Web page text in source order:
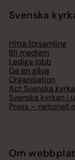
Svenska
Hitta församling
Bli medlem
Lediga jobb
Ge en gåva
Organisation
Act Svenska
Svenska kyrkan i
Press – nationell
Om